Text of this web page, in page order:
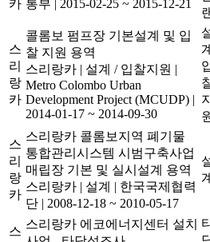
카 통부 | 2015-02-25 ~ 2015-12-21
스
리
랑
카
콜롬보 펌프장 기본설계 및 입
찰 지원 용역
스리랑카 | 설계 / 입찰지원 |
Metro Colombo Urban
Development Project (MCUDP) |
2014-01-17 ~ 2014-09-30
지
스
리
랑
카
스리랑카 콜롬보지역 폐기물
통합관리시스템 시범구축사업
매립장 기본 및 실시설계 용역
스리랑카 | 설계 | 한국국제협력
단 | 2008-12-18 ~ 2010-05-17
계
스
스리랑카 에코에너지센터 설치